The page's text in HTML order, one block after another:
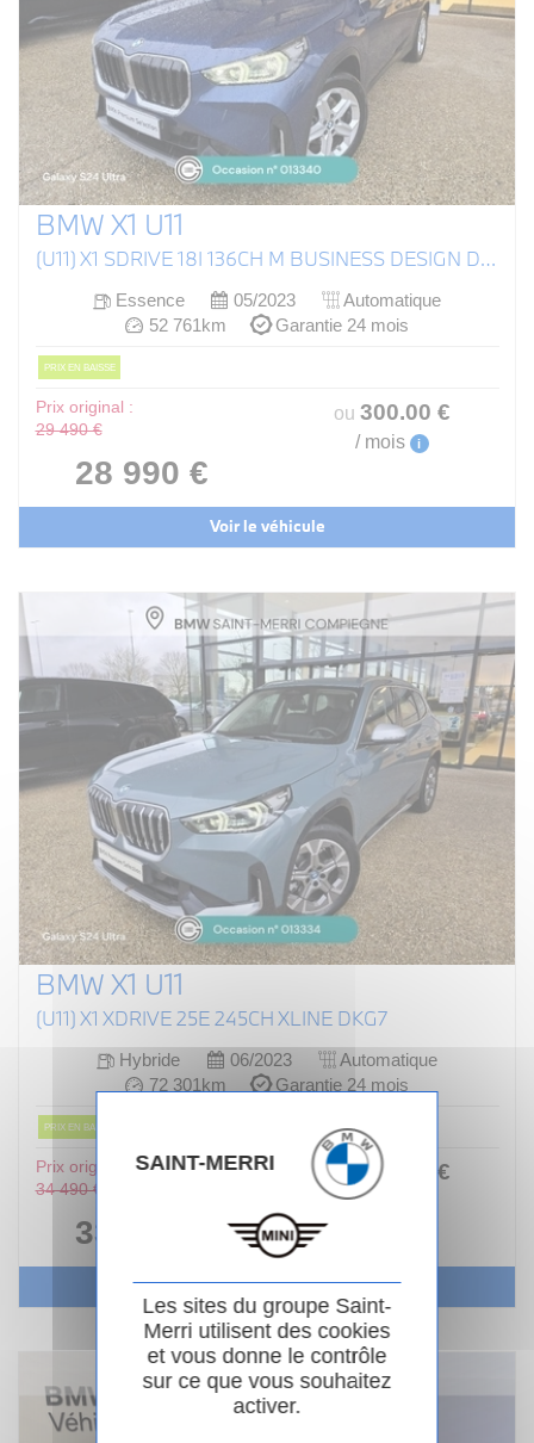
BMW X1 U11
(U11) X1 SDRIVE 18I 136CH M BUSINESS DESIGN DKG7
Essence 05/2023
Automatique
52 761km
Garantie 24 mois
PRIX EN BAISSE
Prix original :
29 490 €
28 990 €
ou 300.00 €
/ mois i
Voir le véhicule
BMW X1 U11
(U11) X1 XDRIVE 25E 245CH XLINE DKG7
Hybride 06/2023
Automatique
72 301km
Garantie 24 mois
PRIX EN BAISSE
Prix original :
34 490 €
33 990 €
ou376 €
/ mois
Voir le véhicule
SAINT-MERRI
Les sites du groupe Saint-
Merri utilisent des cookies
et vous donne le contrôle
sur ce que vous souhaitez
activer.